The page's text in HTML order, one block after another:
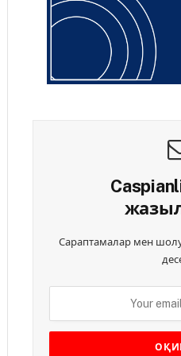
Сараптамалар мен